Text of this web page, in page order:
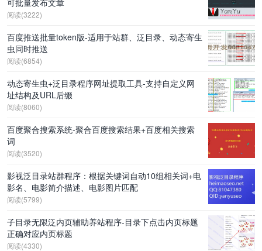
阅读(3222)
百度推送批量token版-适用于站群、泛目录、动态寄生
虫同时推送
阅读(6854)
动态寄生虫+泛目录程序网址提取工具-支持自定义网
址结构及URL后缀
阅读(8060)
百度聚合搜索系统-聚合百度搜索结果+百度相关搜索
词
阅读(3520)
影视泛目录站群程序：根据关键词自动10组相关词+电
影名、电影简介描述、电影图片匹配
阅读(5799)
子目录无限泛内页辅助养站程序-目录下点击内页标题
正确对应内页标题
阅读(4330)